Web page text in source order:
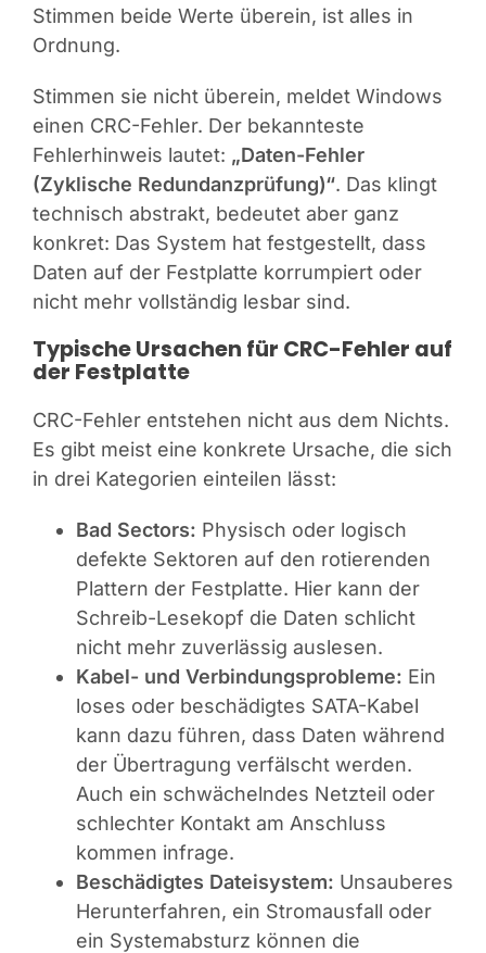
Stimmen beide Werte überein, ist alles in
Ordnung.
Stimmen sie nicht überein, meldet Windows
einen CRC-Fehler. Der bekannteste
Fehlerhinweis lautet: „Daten-Fehler
(Zyklische Redundanzprüfung)“. Das klingt
technisch abstrakt, bedeutet aber ganz
konkret: Das System hat festgestellt, dass
Daten auf der Festplatte korrumpiert oder
nicht mehr vollständig lesbar sind.
Typische Ursachen für CRC-Fehler auf
der Festplatte
CRC-Fehler entstehen nicht aus dem Nichts.
Es gibt meist eine konkrete Ursache, die sich
in drei Kategorien einteilen lässt:
Bad Sectors: Physisch oder logisch
defekte Sektoren auf den rotierenden
Plattern der Festplatte. Hier kann der
Schreib-Lesekopf die Daten schlicht
nicht mehr zuverlässig auslesen.
Kabel- und Verbindungsprobleme: Ein
loses oder beschädigtes SATA-Kabel
kann dazu führen, dass Daten während
der Übertragung verfälscht werden.
Auch ein schwächelndes Netzteil oder
schlechter Kontakt am Anschluss
kommen infrage.
Beschädigtes Dateisystem: Unsauberes
Herunterfahren, ein Stromausfall oder
ein Systemabsturz können die